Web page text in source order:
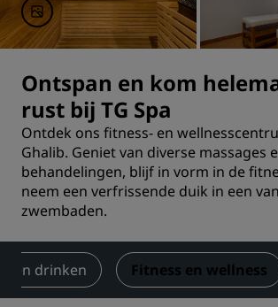
Ontspan en kom
rust bij TG Spa
Ontdek ons fitness- en
Ghalib. Geniet van diverse massages
behandelingen, blijf in vorm in de
neem een verfrissende duik in een
zwembaden.
en drinken Fitness en wellness